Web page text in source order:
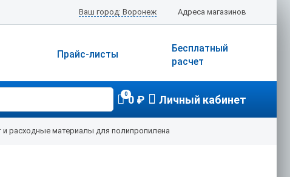
Адреса магазинов
Ваш город: Воронеж
Бесплатный
расчет
Прайс-листы
00 ₽ Личный кабинет
и расходные материалы для полипропилена